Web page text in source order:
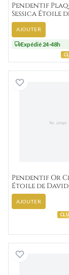
Pendentif
Sessica Étoile
AJOUTER
Expédié 24-48h
Pendentif Or
Étoile de David
AJOUTER